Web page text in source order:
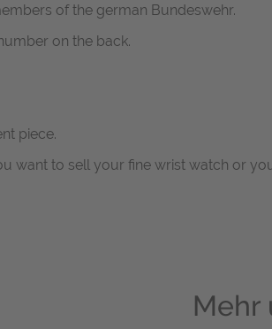
of the german Bundeswehr.
on the back.
piece.
want to sell your fine wrist watch or
Mehr